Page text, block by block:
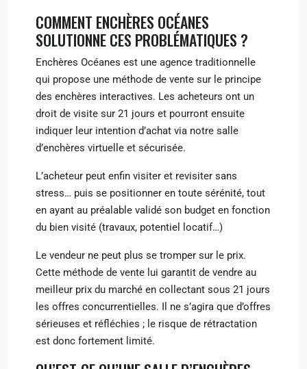
COMMENT ENCHÈRES OCÉANES
SOLUTIONNE CES PROBLÉMATIQUES ?
Enchères Océanes est une agence traditionnelle
qui propose une méthode de vente sur le principe
des enchères interactives. Les acheteurs ont un
droit de visite sur 21 jours et pourront ensuite
indiquer leur intention d’achat via notre salle
d’enchères virtuelle et sécurisée.
L’acheteur peut enfin visiter et revisiter sans
stress… puis se positionner en toute sérénité, tout
en ayant au préalable validé son budget en fonction
du bien visité (travaux, potentiel locatif…)
Le vendeur ne peut plus se tromper sur le prix.
Cette méthode de vente lui garantit de vendre au
meilleur prix du marché en collectant sous 21 jours
les offres concurrentielles. Il ne s’agira que d’offres
sérieuses et réfléchies ; le risque de rétractation
est donc fortement limité.